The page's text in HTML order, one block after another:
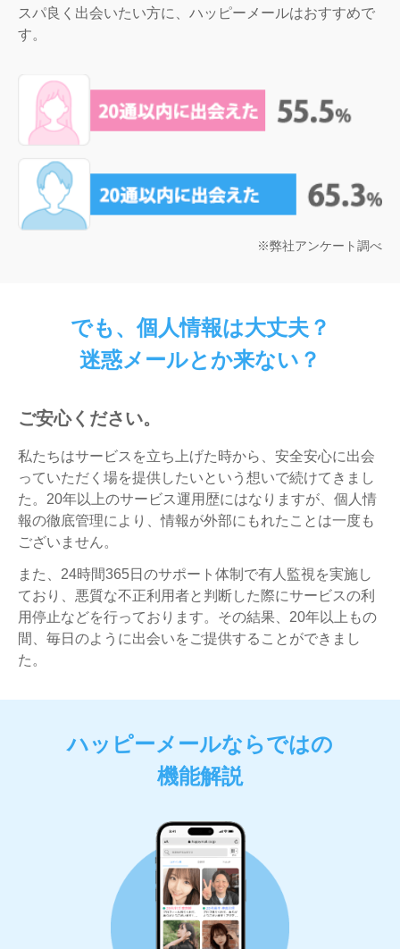
スパ良く出会いたい方に、ハッピーメールはおすすめで
す。
※弊社アンケート調べ
でも、個人情報は大丈夫？
迷惑メールとか来ない？
ご安心ください。
私たちはサービスを立ち上げた時から、安全安心に出会
っていただく場を提供したいという想いで続けてきまし
た。20年以上のサービス運用歴にはなりますが、個人情
報の徹底管理により、情報が外部にもれたことは一度も
ございません。
また、24時間365日のサポート体制で有人監視を実施し
ており、悪質な不正利用者と判断した際にサービスの利
用停止などを行っております。その結果、20年以上もの
間、毎日のように出会いをご提供することができまし
た。
ハッピーメールならではの
機能解説